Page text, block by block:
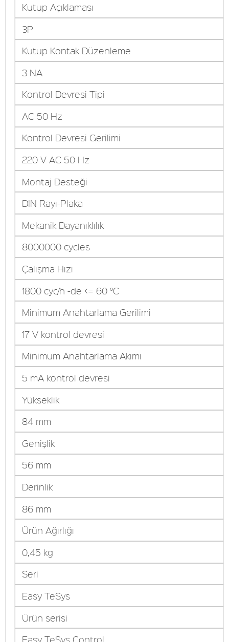
Kutup Açıklaması
3P
Kutup Kontak Düzenleme
3 NA
Kontrol Devresi Tipi
AC 50 Hz
Kontrol Devresi Gerilimi
220 V AC 50 Hz
Montaj Desteği
DIN Rayı-Plaka
Mekanik Dayanıklılık
8000000 cycles
Çalışma Hızı
1800 cyc/h -de <= 60 °C
Minimum Anahtarlama Gerilimi
17 V kontrol devresi
Minimum Anahtarlama Akımı
5 mA kontrol devresi
Yükseklik
84 mm
Genişlik
56 mm
Derinlik
86 mm
Ürün Ağırlığı
0,45 kg
Seri
Easy TeSys
Ürün serisi
Easy TeSys Control